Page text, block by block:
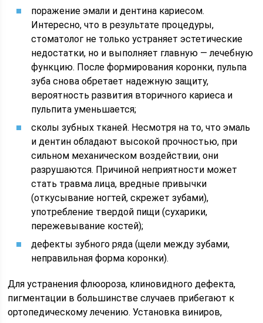
поражение эмали и дентина кариесом.
Интересно, что в результате процедуры,
стоматолог не только устраняет эстетические
недостатки, но и выполняет главную — лечебную
функцию. После формирования коронки, пульпа
зуба снова обретает надежную защиту,
вероятность развития вторичного кариеса и
пульпита уменьшается;
сколы зубных тканей. Несмотря на то, что эмаль
и дентин обладают высокой прочностью, при
сильном механическом воздействии, они
разрушаются. Причиной неприятности может
стать травма лица, вредные привычки
(откусывание ногтей, скрежет зубами),
употребление твердой пищи (сухарики,
пережевывание костей);
дефекты зубного ряда (щели между зубами,
неправильная форма коронки).
Для устранения флюороза, клиновидного дефекта,
пигментации в большинстве случаев прибегают к
ортопедическому лечению. Установка виниров,